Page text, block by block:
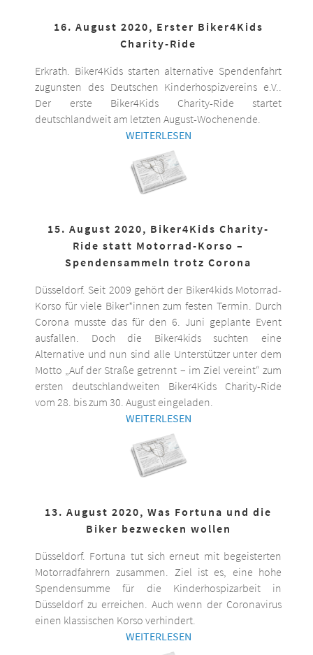
16. August 2020, Erster Biker4Kids
Charity-Ride
Erkrath. Biker4Kids starten alternative Spendenfahrt
zugunsten des Deutschen Kinderhospizvereins e.V..
Der erste Biker4Kids Charity-Ride startet
deutschlandweit am letzten August-Wochenende.
WEITERLESEN
15. August 2020, Biker4Kids Charity-
Ride statt Motorrad-Korso –
Spendensammeln trotz Corona
Düsseldorf. Seit 2009 gehört der Biker4kids Motorrad-
Korso für viele Biker*innen zum festen Termin. Durch
Corona musste das für den 6. Juni geplante Event
ausfallen. Doch die Biker4kids suchten eine
Alternative und nun sind alle Unterstützer unter dem
Motto „Auf der Straße getrennt – im Ziel vereint“ zum
ersten deutschlandweiten Biker4Kids Charity-Ride
vom 28. bis zum 30. August eingeladen.
WEITERLESEN
13. August 2020, Was Fortuna und die
Biker bezwecken wollen
Düsseldorf. Fortuna tut sich erneut mit begeisterten
Motorradfahrern zusammen. Ziel ist es, eine hohe
Spendensumme für die Kinderhospizarbeit in
Düsseldorf zu erreichen. Auch wenn der Coronavirus
einen klassischen Korso verhindert.
WEITERLESEN